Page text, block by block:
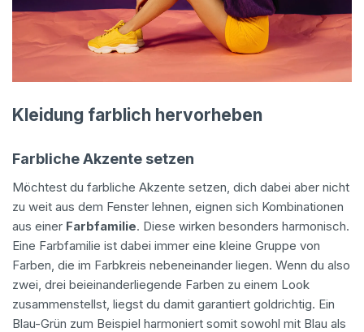
Kleidung farblich hervorheben
Farbliche Akzente setzen
Möchtest du farbliche Akzente setzen, dich dabei aber nicht
zu weit aus dem Fenster lehnen, eignen sich Kombinationen
aus einer Farbfamilie. Diese wirken besonders harmonisch.
Eine Farbfamilie ist dabei immer eine kleine Gruppe von
Farben, die im Farbkreis nebeneinander liegen. Wenn du also
zwei, drei beieinanderliegende Farben zu einem Look
zusammenstellst, liegst du damit garantiert goldrichtig. Ein
Blau-Grün zum Beispiel harmoniert somit sowohl mit Blau als